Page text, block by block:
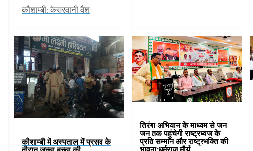
कौशाम्बी: केसरवानी वैश
कौशाम्बी में अस्पताल में प्रसव के
तिरंगा अभियान के माध्यम से जन
जन तक पहुंचेगी राष्ट्रध्वज के
प्रति सम्मान और राष्ट्रभक्ति की
भावना:धर्मराज मौर्य